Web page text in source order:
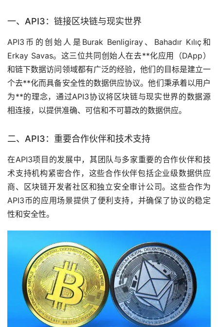
一、API3：链接区块链与现实世界
API3币的创始人是Burak Benligiray、Bahadır Kılıç和
Erkay Savas。这三位共同创始人在去**化应用（DApp）
和链下数据访问领域都有广泛的经验，他们的目标是建立一
个去**化而具备安全性的数据供应协议。他们秉承着以用户
为**的理念，通过API3协议将区块链与现实世界的数据源
相连接，以提供准确、可信和不可篡改的数据供应。
二、API3：重要合作伙伴和技术支持
在API3项目的发展中，其团队与多家重要的合作伙伴和技
术支持机构紧密合作，这些合作伙伴包括企业级数据供应
商、区块链开发者社区和独立安全审计公司。这些合作为
API3币的应用场景提供了便利支持，并确保了协议的稳定
性和安全性。